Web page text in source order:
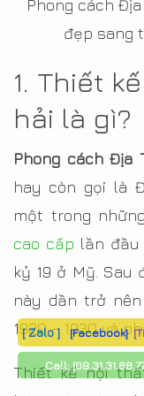
Phong cách
đẹp sang
1. Thiết
hải là gì?
Phong cách Địa
hay còn gọi là
một trong
cao cấp lần đầu
kỷ 19 ở Mỹ.
này dần trở
1920 - 1930 và
Thiết kế nội
[ Zalo ] [Facebook]
Call: